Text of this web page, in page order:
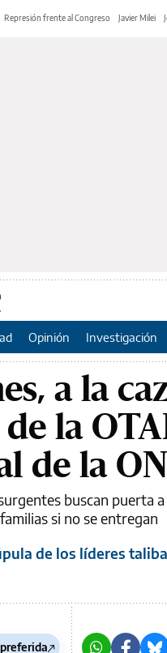
Represión frente al Congreso Javier Milei
Opinión Investigación
a la
de la
de la
buscan puerta
si no se entregan
de los líderes